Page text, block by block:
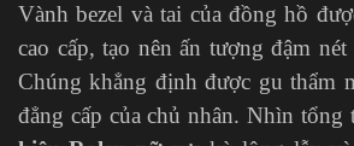
Vành bezel và tai của đồng hồ
cao cấp, tạo nên ấn tượng đậm
Chúng khẳng định được gu thẩm
đẳng cấp của chủ nhân. Nhìn tổng